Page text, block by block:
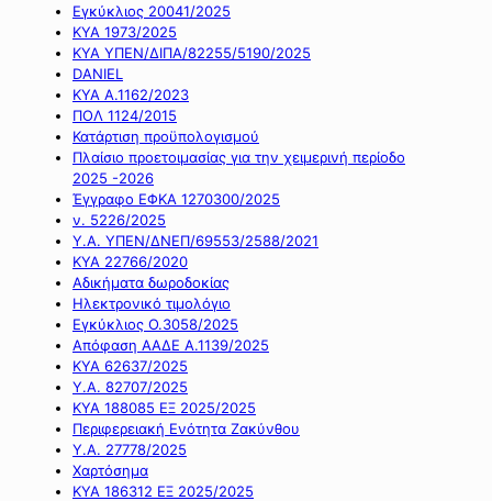
Εγκύκλιος 20041/2025
ΚΥΑ 1973/2025
ΚΥΑ ΥΠΕΝ/ΔΙΠΑ/82255/5190/2025
DANIEL
ΚΥΑ Α.1162/2023
ΠΟΛ 1124/2015
Κατάρτιση προϋπολογισμού
Πλαίσιο προετοιμασίας για την χειμερινή περίοδο
2025 -2026
Έγγραφο ΕΦΚΑ 1270300/2025
ν. 5226/2025
Υ.Α. ΥΠΕΝ/ΔΝΕΠ/69553/2588/2021
ΚΥΑ 22766/2020
Αδικήματα δωροδοκίας
Ηλεκτρονικό τιμολόγιο
Εγκύκλιος Ο.3058/2025
Απόφαση ΑΑΔΕ Α.1139/2025
ΚΥΑ 62637/2025
Υ.Α. 82707/2025
ΚΥΑ 188085 ΕΞ 2025/2025
Περιφερειακή Ενότητα Ζακύνθου
Υ.Α. 27778/2025
Χαρτόσημα
ΚΥΑ 186312 ΕΞ 2025/2025